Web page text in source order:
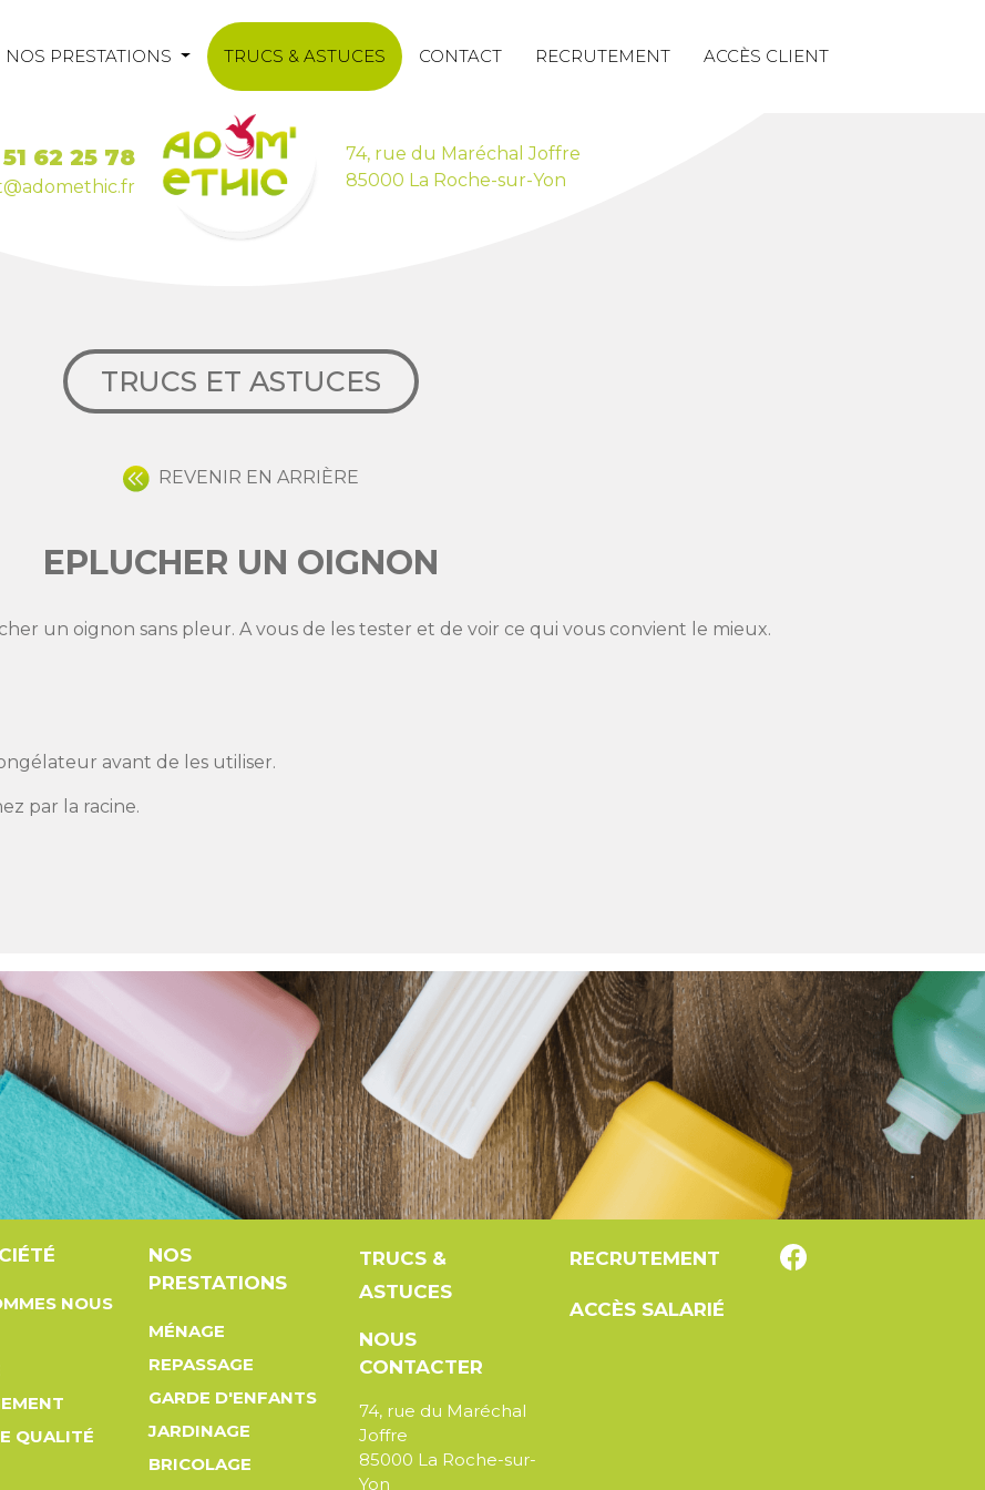
NOS PRESTATIONS TRUCS & ASTUCES CONTACT RECRUTEMENT ACCÈS CLIENT
62 25 78
74, rue du Maréchal Joffre
85000 La Roche-sur-Yon
TRUCS ET ASTUCES
REVENIR EN ARRIÈRE
EPLUCHER UN OIGNON
un oignon sans pleur. A vous de les tester et de voir ce qui vous convient le mieux.
avant de les utiliser.
par la racine.
NOUS
QUALITÉ
NOS
PRESTATIONS
MÉNAGE
REPASSAGE
GARDE D'ENFANTS
JARDINAGE
BRICOLAGE
TRUCS &
ASTUCES
NOUS
CONTACTER
74, rue du Maréchal
Joffre
85000 La Roche-sur-
Yon
RECRUTEMENT
ACCÈS SALARIÉ